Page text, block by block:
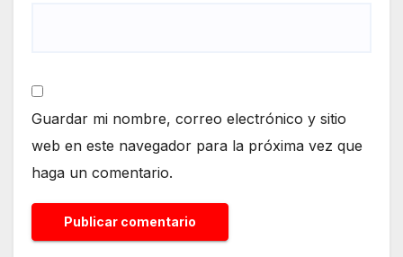
Guardar mi nombre, correo electrónico y sitio
web en este navegador para la próxima vez que
haga un comentario.